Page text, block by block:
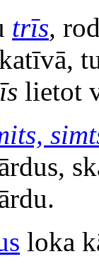
trīs,
lietot
loka